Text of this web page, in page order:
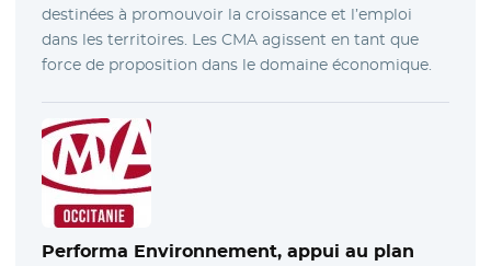
destinées à promouvoir la croissance et l’emploi
dans les territoires. Les CMA agissent en tant que
force de proposition dans le domaine économique.
Performa Environnement, appui au plan